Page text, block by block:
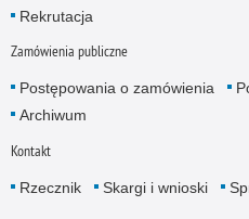
Rekrutacja
Zamówienia publiczne
Postępowania o zamówienia
Archiwum
Kontakt
Rzecznik Skargi i wnioski